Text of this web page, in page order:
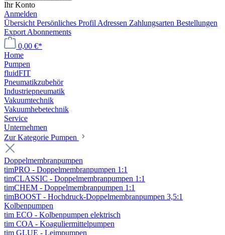
Ihr Konto
Anmelden
Übersicht Persönliches Profil Adressen Zahlungsarten Bestellungen
Export Abonnements
0,00 €*
Home
Pumpen
fluidFIT
Pneumatikzubehör
Industriepneumatik
Vakuumtechnik
Vakuumhebetechnik
Service
Unternehmen
Zur Kategorie Pumpen
Doppelmembranpumpen
timPRO - Doppelmembranpumpen 1:1
timCLASSIC - Doppelmembranpumpen 1:1
timCHEM - Doppelmembranpumpen 1:1
timBOOST - Hochdruck-Doppelmembranpumpen 3,5:1
Kolbenpumpen
tim ECO - Kolbenpumpen elektrisch
tim COA - Koaguliermittelpumpen
tim GLUE - Leimpumpen